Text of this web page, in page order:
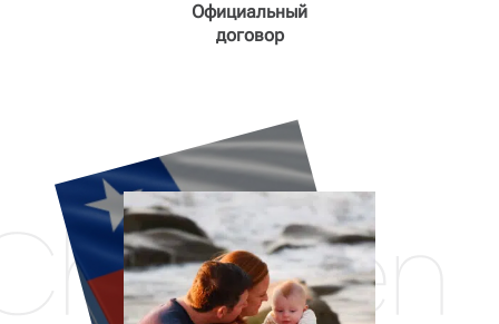
Официальный
договор